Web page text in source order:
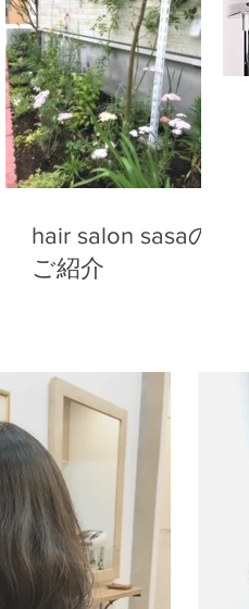
hair salon sasaの
ご紹介